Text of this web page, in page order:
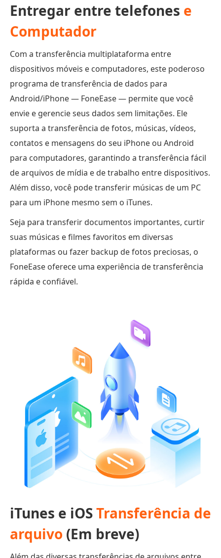
Entregar entre telefones e
Computador
Com a transferência multiplataforma entre
dispositivos móveis e computadores, este poderoso
programa de transferência de dados para
Android/iPhone — FoneEase — permite que você
envie e gerencie seus dados sem limitações. Ele
suporta a transferência de fotos, músicas, vídeos,
contatos e mensagens do seu iPhone ou Android
para computadores, garantindo a transferência fácil
de arquivos de mídia e de trabalho entre dispositivos.
Além disso, você pode transferir músicas de um PC
para um iPhone mesmo sem o iTunes.
Seja para transferir documentos importantes, curtir
suas músicas e filmes favoritos em diversas
plataformas ou fazer backup de fotos preciosas, o
FoneEase oferece uma experiência de transferência
rápida e confiável.
iTunes e iOSTransferência de
arquivo (Em breve)